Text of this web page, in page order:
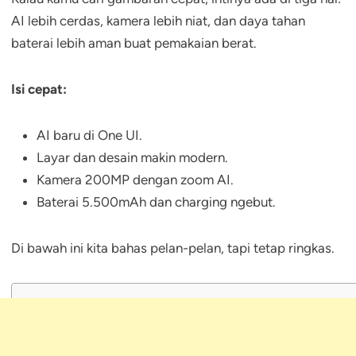
AI lebih cerdas, kamera lebih niat, dan daya tahan
baterai lebih aman buat pemakaian berat.
Isi cepat:
AI baru di One UI.
Layar dan desain makin modern.
Kamera 200MP dengan zoom AI.
Baterai 5.500mAh dan charging ngebut.
Di bawah ini kita bahas pelan-pelan, tapi tetap ringkas.